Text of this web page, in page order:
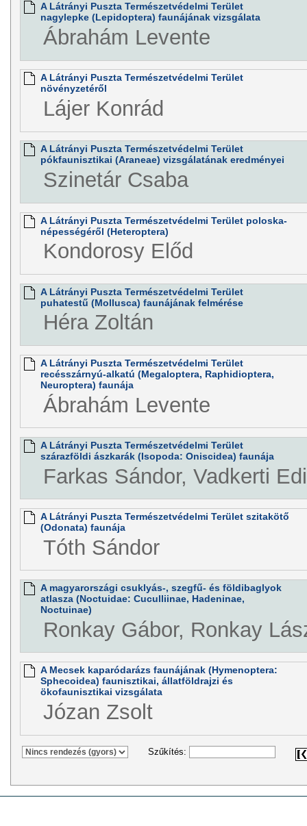
A Látrányi Puszta Természetvédelmi Terület
nagylepke (Lepidoptera) faunájának vizsgálata
Ábrahám Levente
A Látrányi Puszta Természetvédelmi Terület
növényzetéről
Lájer Konrád
A Látrányi Puszta Természetvédelmi Terület
pókfaunisztikai (Araneae) vizsgálatának eredményei
Szinetár Csaba
A Látrányi Puszta Természetvédelmi Terület poloska-
népességéről (Heteroptera)
Kondorosy Előd
A Látrányi Puszta Természetvédelmi Terület
puhatestű (Mollusca) faunájának felmérése
Héra Zoltán
A Látrányi Puszta Természetvédelmi Terület
recésszárnyú-alkatú (Megaloptera, Raphidioptera,
Neuroptera) faunája
Ábrahám Levente
A Látrányi Puszta Természetvédelmi Terület
szárazföldi ászkarák (Isopoda: Oniscidea) faunája
Farkas Sándor, Vadkerti
A Látrányi Puszta Természetvédelmi Terület szitakötő
(Odonata) faunája
Tóth Sándor
A magyarországi csuklyás-, szegfű- és földibaglyok
atlasza (Noctuidae: Cuculliinae, Hadeninae,
Noctuinae)
Ronkay Gábor, Ronkay
A Mecsek kaparódarázs faunájának (Hymenoptera:
Sphecoidea) faunisztikai, állatföldrajzi és
ökofaunisztikai vizsgálata
Józan Zsolt
Szűkítés: